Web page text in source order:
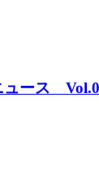
ュース